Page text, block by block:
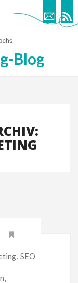
Blog
, SEO
,